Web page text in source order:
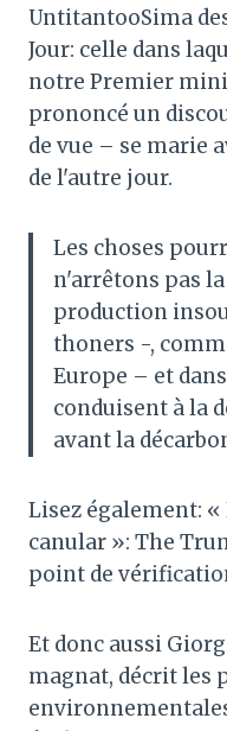
UntitantooSima
Jour: celle dans
notre Premier
prononcé un
de vue – se marie
de l'autre jour.
Les choses
n'arrêtons pas
production
thoners -,
Europe – et
conduisent à la
avant la
Lisez également:
canular »: The
point de
Et donc aussi
magnat, décrit les